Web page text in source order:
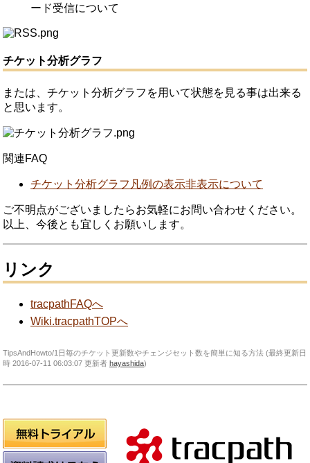
ード受信について
チケット分析グラフ
または、チケット分析グラフを用いて状態を見る事は出来る
と思います。
関連FAQ
チケット分析グラフ凡例の表示非表示について
ご不明点がございましたらお気軽にお問い合わせください。
以上、今後とも宜しくお願いします。
リンク
tracpathFAQへ
Wiki.tracpathTOPへ
TipsAndHowto/1日毎のチケット更新数やチェンジセット数を簡単に知る方法 (最終更新日
時 2016-07-11 06:03:07 更新者 hayashida)